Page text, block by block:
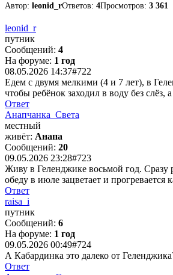
Автор: leonid_rОтветов: 4Просмотров: 3 361
leonid_r
путник
Сообщений: 4
На форуме: 1 год
08.05.2026 14:37#722
Едем с двумя мелкими (4 и 7 лет), в
чтобы ребёнок заходил в воду без слёз,
Ответ
Анапчанка_Света
местный
живёт: Анапа
Сообщений: 20
09.05.2026 23:28#723
Живу в Геленджике восьмой год. Сразу
обеду в июле зацветает и
Ответ
raisa_i
путник
Сообщений: 6
На форуме: 1 год
09.05.2026 00:49#724
А Кабардинка это далеко от
Ответ